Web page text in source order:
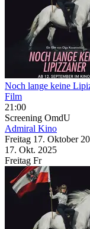
Noch lange keine
Film
21:00
Screening OmdU
Admiral Kino
Freitag 17. Oktober
17. Okt. 2025
Freitag Fr